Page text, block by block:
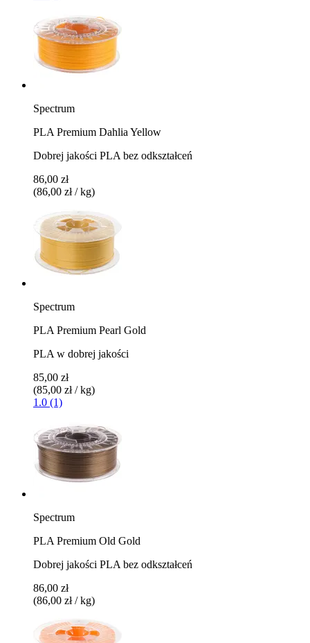
Spectrum
PLA Premium Dahlia Yellow
Dobrej jakości PLA bez odkształceń
86,00 zł
(86,00 zł / kg)
Spectrum
PLA Premium Pearl Gold
PLA w dobrej jakości
85,00 zł
(85,00 zł / kg)
1.0 (1)
Spectrum
PLA Premium Old Gold
Dobrej jakości PLA bez odkształceń
86,00 zł
(86,00 zł / kg)